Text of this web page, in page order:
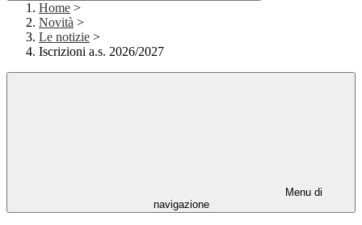
Home >
Novità >
Le notizie >
Iscrizioni a.s. 2026/2027
Menu di
navigazione